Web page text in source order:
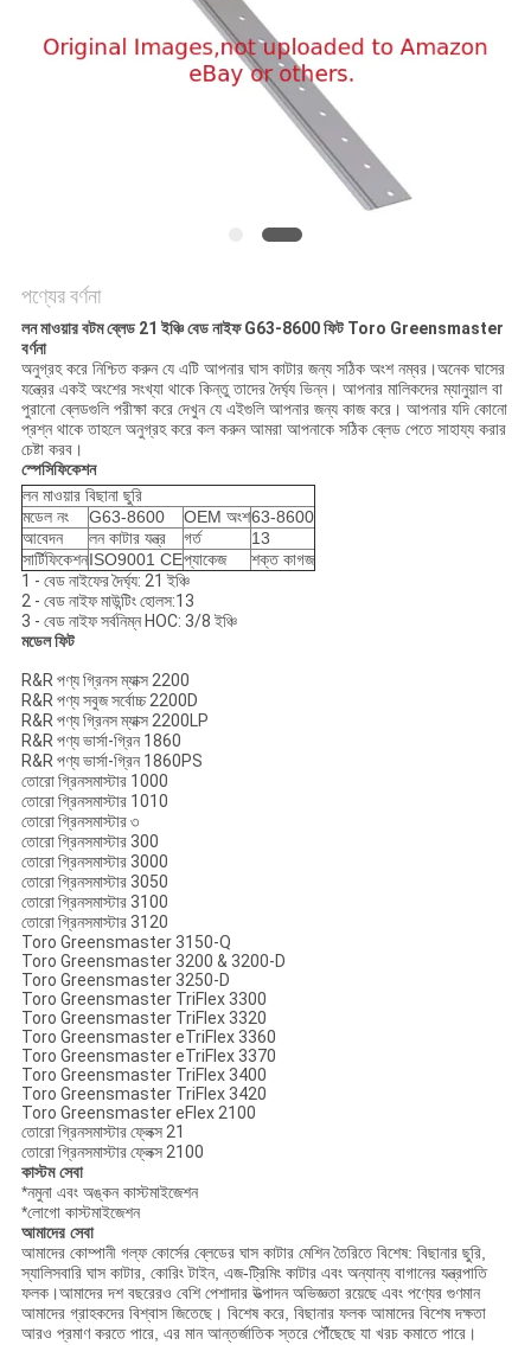
POLICY
পণ্যের বর্ণনা
লন মাওয়ার বটম ব্লেড 21 ইঞ্চি বেড নাইফ G63-8600 ফিট Toro Greensmaster
বর্ণনা
অনুগ্রহ করে নিশ্চিত করুন যে এটি আপনার ঘাস কাটার জন্য সঠিক অংশ নম্বর।অনেক ঘাসের
যন্ত্রের একই অংশের সংখ্যা থাকে কিন্তু তাদের দৈর্ঘ্য ভিন্ন। আপনার মালিকদের ম্যানুয়াল বা
পুরানো ব্লেডগুলি পরীক্ষা করে দেখুন যে এইগুলি আপনার জন্য কাজ করে। আপনার যদি কোনো
প্রশ্ন থাকে তাহলে অনুগ্রহ করে কল করুন আমরা আপনাকে সঠিক ব্লেড পেতে সাহায্য করার
চেষ্টা করব।
স্পেসিফিকেশন
লন মাওয়ার বিছানা ছুরি
মডেল নং
G63-8600 OEM অংশ63-8600
আবেদন
লন কাটার যন্ত্র গর্ত
13
সার্টিফিকেশনISO9001 CEপ্যাকেজ
শক্ত কাগজ
1 - বেড নাইফের দৈর্ঘ্য: 21 ইঞ্চি
2 - বেড নাইফ মাউন্টিং হোলস:13
3 - বেড নাইফ সর্বনিম্ন HOC: 3/8 ইঞ্চি
মডেল ফিট
R&R পণ্য গ্রিনস ম্যাক্স 2200
R&R পণ্য সবুজ সর্বোচ্চ 2200D
R&R পণ্য গ্রিনস ম্যাক্স 2200LP
R&R পণ্য ভার্সা-গ্রিন 1860
R&R পণ্য ভার্সা-গ্রিন 1860PS
তোরো গ্রিনসমাস্টার 1000
তোরো গ্রিনসমাস্টার 1010
তোরো গ্রিনসমাস্টার ৩
তোরো গ্রিনসমাস্টার 300
তোরো গ্রিনসমাস্টার 3000
তোরো গ্রিনসমাস্টার 3050
তোরো গ্রিনসমাস্টার 3100
তোরো গ্রিনসমাস্টার 3120
Toro Greensmaster 3150-Q
Toro Greensmaster 3200 & 3200-D
Toro Greensmaster 3250-D
Toro Greensmaster TriFlex 3300
Toro Greensmaster TriFlex 3320
Toro Greensmaster eTriFlex 3360
Toro Greensmaster eTriFlex 3370
Toro Greensmaster TriFlex 3400
Toro Greensmaster TriFlex 3420
Toro Greensmaster eFlex 2100
তোরো গ্রিনসমাস্টার ফ্লেক্স 21
তোরো গ্রিনসমাস্টার ফ্লেক্স 2100
কাস্টম সেবা
*নমুনা এবং অঙ্কন কাস্টমাইজেশন
*লোগো কাস্টমাইজেশন
আমাদের সেবা
আমাদের কোম্পানী গল্ফ কোর্সের ব্লেডের ঘাস কাটার মেশিন তৈরিতে বিশেষ: বিছানার ছুরি,
স্যালিসবারি ঘাস কাটার, কোরিং টাইন, এজ-ট্রিমিং কাটার এবং অন্যান্য বাগানের যন্ত্রপাতি
ফলক।আমাদের দশ বছরেরও বেশি পেশাদার উত্পাদন অভিজ্ঞতা রয়েছে এবং পণ্যের গুণমান
আমাদের গ্রাহকদের বিশ্বাস জিতেছে। বিশেষ করে, বিছানার ফলক আমাদের বিশেষ দক্ষতা
আরও প্রমাণ করতে পারে, এর মান আন্তর্জাতিক স্তরে পৌঁছেছে যা খরচ কমাতে পারে।